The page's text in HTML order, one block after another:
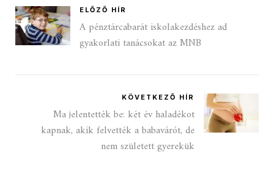
ELŐZŐ HÍR
A pénztárcabarát iskolakezdéshez ad
gyakorlati tanácsokat az MNB
KÖVETKEZŐ HÍR
Ma jelentették be: két év haladékot
kapnak, akik felvették a babavárót, de
nem született gyerekük